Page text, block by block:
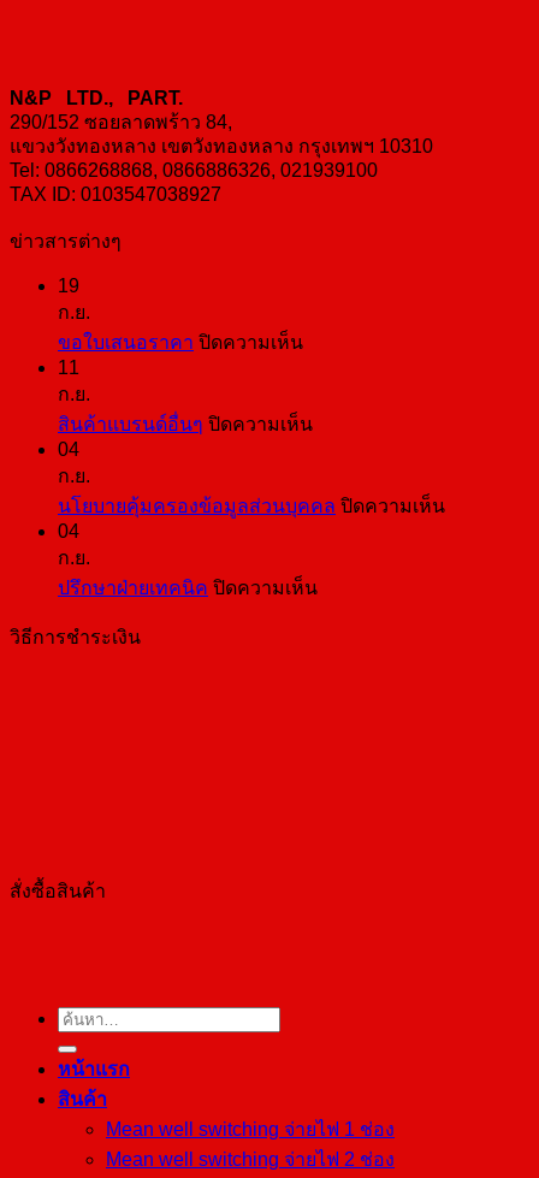
N&P LTD., PART.
290/152 ซอยลาดพร้าว 84,
แขวงวังทองหลาง เขตวังทองหลาง กรุงเทพฯ 10310
Tel: 0866268868, 0866886326, 021939100
TAX ID: 0103547038927
ข่าวสารต่างๆ
19
ก.ย.
ขอใบเสนอราคา ปิดความเห็นบน
เสนอ
11
ก.ย.
สินค้าแบรนด์อื่นๆ ปิดความเห็นบน
รนด์
04
ก.ย.
นโยบายคุ้มครองข้อมูลส่วนบุคคล ปิดความเห็นบน
04
ก.ย.
ปรึกษาฝ่ายเทคนิค ปิดความเห็นบน
วิธีการชำระเงิน
สั่งซื้อสินค้า
ค้นหา:
หน้าแรก
สินค้า
Mean well switching จ่ายไฟ 1 ช่อง
Mean well switching จ่ายไฟ 2 ช่อง